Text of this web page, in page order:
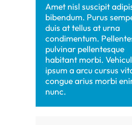
Amet nisl suscipit
bibendum. Purus
duis at tellus at urna
condimentum.
pulvinar pellentesque
habitant morbi.
ipsum a arcu cursus
congue arius morbi
nunc.